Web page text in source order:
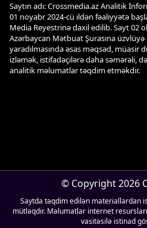
Saytın adı: Crossmedia.az Analitik
01 noyabr 2024-cü ildən fəaliyyətə
Media Reyestrinə daxil edilib. Sayt 02
Azərbaycan Mətbuat Şurasına
yaradılmasında əsas məqsəd, müasir
izləmək, istifadəçilərə daha səmərəli,
analitik məlumatlar təqdim etməkdir.
© Copyright 2026
Saytda təqdim edilən materiallardan
mütləqdir. Məlumatlar internet
vasitəsilə istinad